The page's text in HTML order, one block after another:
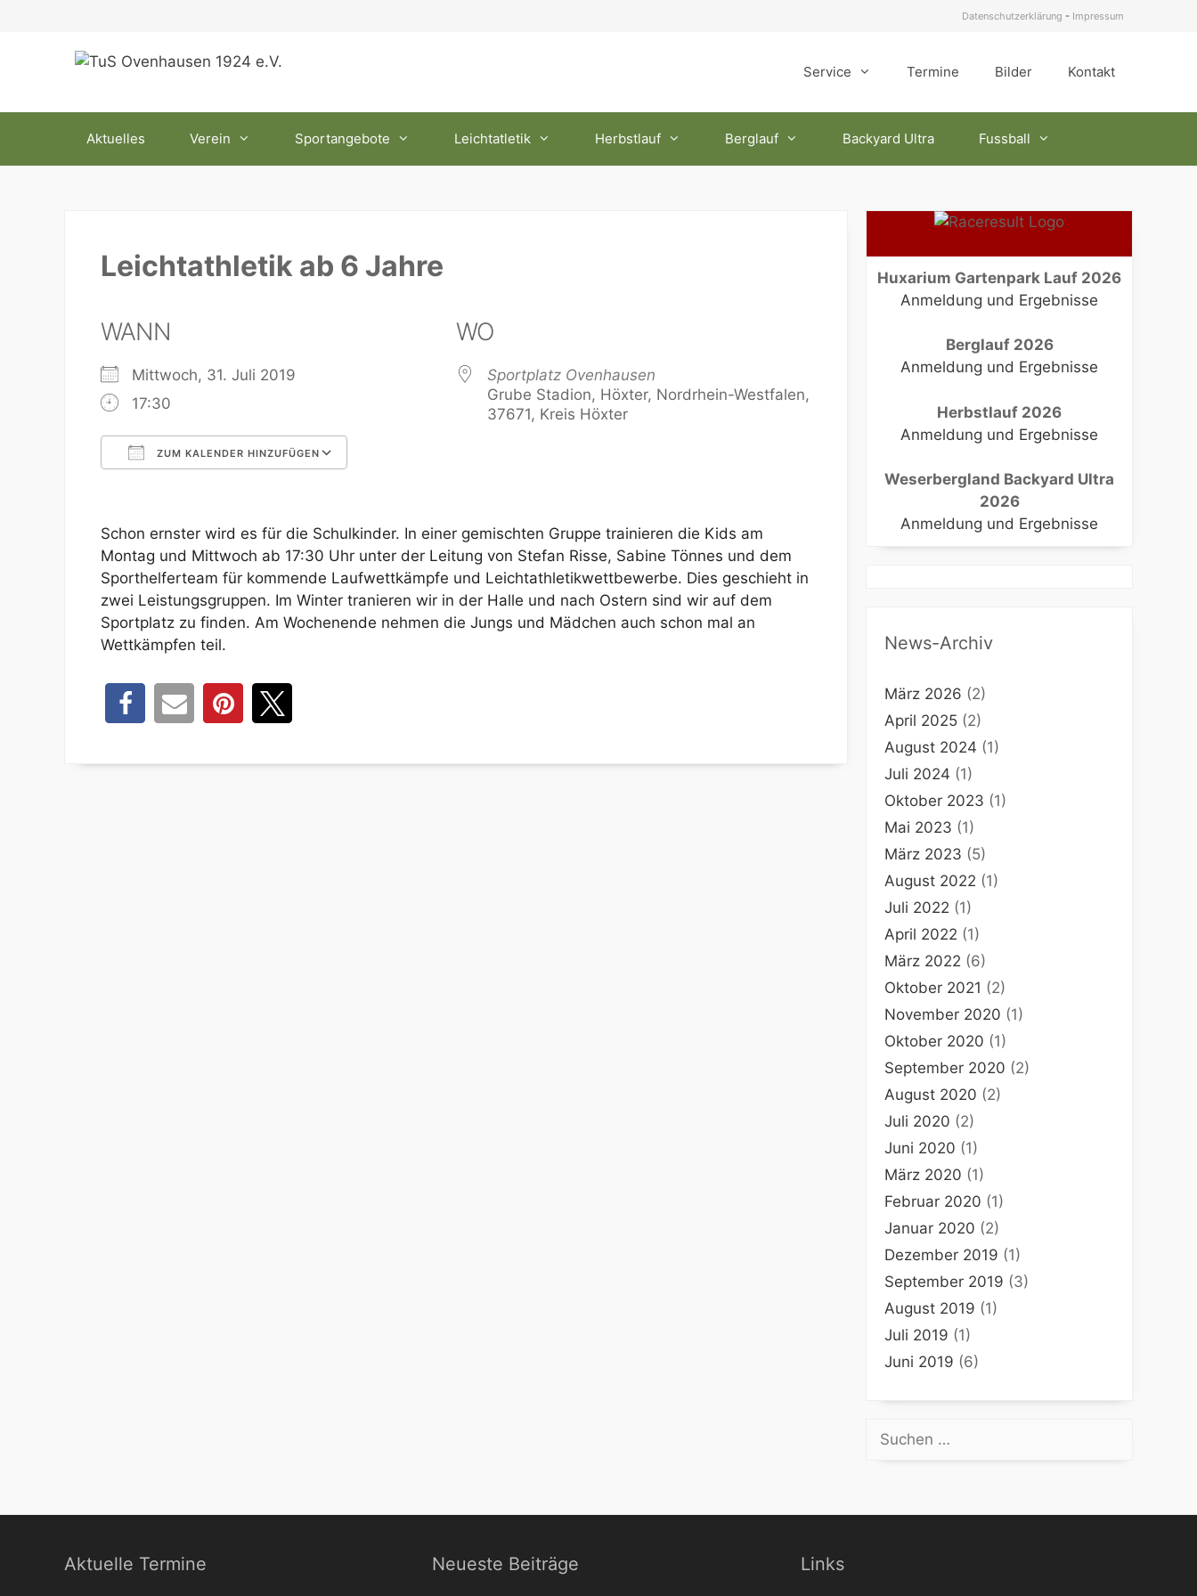
Datenschutzerklärung - Impressum
Service Termine Bilder Kontakt
Aktuelles Verein Sportangebote Leichtatletik Herbstlauf Berglauf Backyard Ultra Fussball
Leichtathletik ab 6 Jahre
WANN
Mittwoch, 31. Juli 2019
17:30
ZUM KALENDER HINZUFÜGEN
Outlook Live
WO
Sportplatz Ovenhausen
Grube Stadion, Höxter, Nordrhein-Westfalen,
37671, Kreis Höxter
Schon ernster wird es für die Schulkinder. In einer gemischten Gruppe trainieren die Kids am
Montag und Mittwoch ab 17:30 Uhr unter der Leitung von Stefan Risse, Sabine Tönnes und dem
Sporthelferteam für kommende Laufwettkämpfe und Leichtathletikwettbewerbe. Dies geschieht in
zwei Leistungsgruppen. Im Winter tranieren wir in der Halle und nach Ostern sind wir auf dem
Sportplatz zu finden. Am Wochenende nehmen die Jungs und Mädchen auch schon mal an
Wettkämpfen teil.
Huxarium Gartenpark Lauf 2026
Anmeldung und Ergebnisse
Berglauf 2026
Anmeldung und Ergebnisse
Herbstlauf 2026
Anmeldung und Ergebnisse
Weserbergland Backyard Ultra
2026
Anmeldung und Ergebnisse
News-Archiv
März 2026 (2)
April 2025 (2)
August 2024 (1)
Juli 2024 (1)
Oktober 2023 (1)
Mai 2023 (1)
März 2023 (5)
August 2022 (1)
Juli 2022 (1)
April 2022 (1)
März 2022 (6)
Oktober 2021 (2)
November 2020 (1)
Oktober 2020 (1)
September 2020 (2)
August 2020 (2)
Juli 2020 (2)
Juni 2020 (1)
März 2020 (1)
Februar 2020 (1)
Januar 2020 (2)
Dezember 2019 (1)
September 2019 (3)
August 2019 (1)
Juli 2019 (1)
Juni 2019 (6)
Suchen
Aktuelle Termine Neueste Beiträge Links